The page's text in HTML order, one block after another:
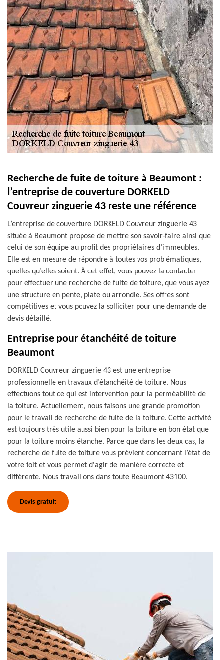
Recherche de fuite de toiture à Beaumont :
l’entreprise de couverture DORKELD
Couvreur zinguerie 43 reste une référence
L’entreprise de couverture DORKELD Couvreur zinguerie 43
située à Beaumont propose de mettre son savoir-faire ainsi que
celui de son équipe au profit des propriétaires d’immeubles.
Elle est en mesure de répondre à toutes vos problématiques,
quelles qu’elles soient. À cet effet, vous pouvez la contacter
pour effectuer une recherche de fuite de toiture, que vous ayez
une structure en pente, plate ou arrondie. Ses offres sont
compétitives et vous pouvez la solliciter pour une demande de
devis détaillé.
Entreprise pour étanchéité de toiture
Beaumont
DORKELD Couvreur zinguerie 43 est une entreprise
professionnelle en travaux d’étanchéité de toiture. Nous
effectuons tout ce qui est intervention pour la perméabilité de
la toiture. Actuellement, nous faisons une grande promotion
pour le travail de recherche de fuite de la toiture. Cette activité
est toujours très utile aussi bien pour la toiture en bon état que
pour la toiture moins étanche. Parce que dans les deux cas, la
recherche de fuite de toiture vous prévient concernant l’état de
votre toit et vous permet d'agir de manière correcte et
différente. Nous travaillons dans toute Beaumont 43100.
Devis gratuit